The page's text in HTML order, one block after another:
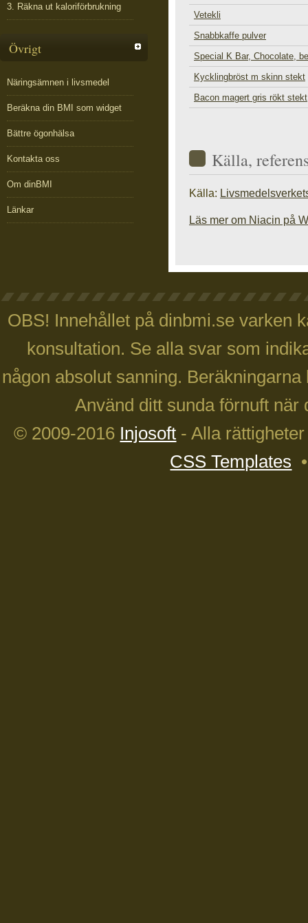
3. Räkna ut kaloriförbrukning
Övrigt
Näringsämnen i livsmedel
Beräkna din BMI som widget
Bättre ögonhälsa
Kontakta oss
Om dinBMI
Länkar
Vetekli
Snabbkaffe pulver
Special K Bar, Chocolate,
Kycklingbröst m skinn stekt
Bacon magert gris rökt stekt
Källa,
Källa:
Läs mer om Niacin på
OBS! Innehållet på dinbmi.se varken
konsultation. Se alla svar som
någon absolut sanning.
Använd ditt sunda förnuft
© 2009-2016 Injosoft - Alla
CSS Templates